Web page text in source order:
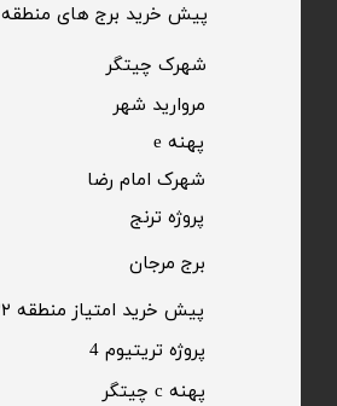
پیش خرید برج های منطقه 22
​پروژه ترنج
​شهرک چیتگر
مروارید شهر​​​​​​​
شهرک امام رضا
پهنه e
برج مرجان
پیش خرید امتیاز منطقه ۲۲​​​​​​​
پهنه c چیتگر
پروژه تریتیوم 4